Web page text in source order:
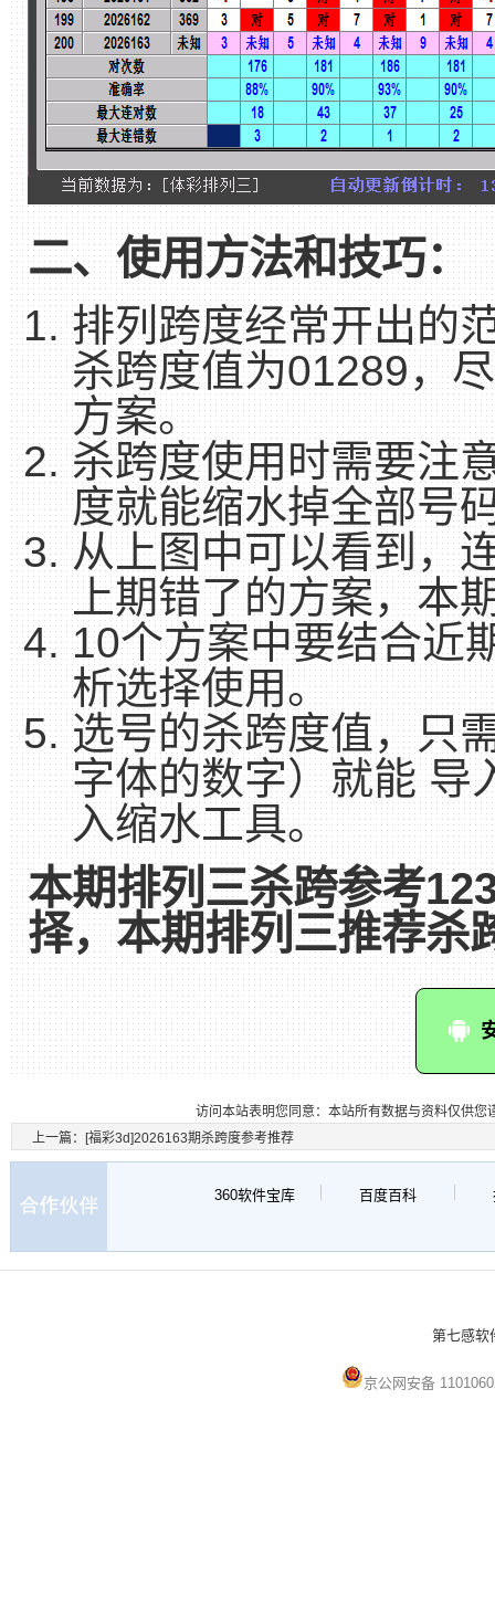
二、使用方法和技巧：
排列跨度经常开出的
杀跨度值为01289，
方案。
杀跨度使用时需要注
度就能缩水掉全部号
从上图中可以看到，
上期错了的方案，本
10个方案中要结合近
析选择使用。
选号的杀跨度值，只
字体的数字）就能 导
入缩水工具。
本期排列三杀跨参考
择，本期排列三推荐杀
访问本站表明您同意：本站所有数据与资料仅供
上一篇：
[福彩3d]2026163期杀跨度参考推荐
360软件宝库 百度百科
第七感软
京公网安备